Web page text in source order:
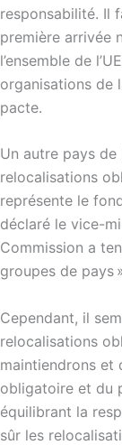
responsabilité. Il
première arrivée
l’ensemble de
organisations de
pacte.
Un autre pays
relocalisations
représente le
déclaré le vice-
Commission a
groupes de pays
Cependant, il
relocalisations
maintiendrons et
obligatoire et du
équilibrant la
sûr les